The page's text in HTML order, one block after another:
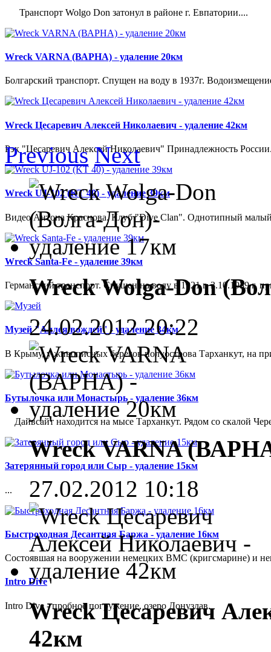
Транспорт Wolgo Don затонул в районе г. Евпатории....
Wreck VARNA (ВАРНА) - удаление 20км
Болгарский транспорт. Спущен на воду в 1937г.
Wreck Цесаревич Алексей Николаевич - удаление 42км
Рэк "Цесаревич Алексей Николаевич" Принадлежность
Wreck UJ-102 (KT 40) - удаление 39км
Видео Антона Краснова. Клуб "Dive Clan". Однотипный
Wreck Santa-Fe - удаление 39км
Германский транспорт. Спущен на воду в 1921 г. 3.10.1939 г.
Музей "Аллея вождей" - удаление 34км
В Крыму, у живописных берегов полуострова Тарханкут, на
Бутылочка или Монастырь - удаление 36км
Дайвсайт находится на мысе Тарханкут. Рядом со скалой
Затерянный город или Сыр - удаление 15км
...
Быстроходная Десантная Баржа - удаление 16км
Cостоявшая на вооружении немецких ВМС (кригсмарине) и
Intro Dive
Intro Dive - пробное погружение, озеро Донузлав.
Previous Next
Wreck Wolga-Don
24.02.2012 20:22
Wreck VARNA
27.02.2012 10:18
Wreck Цесаревич
42км